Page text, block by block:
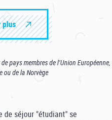
plus
pays membres de l’Union Européenne,
ou de la Norvège
de séjour "étudiant" se